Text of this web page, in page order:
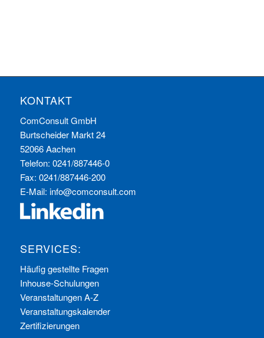
KONTAKT
ComConsult GmbH
Burtscheider Markt 24
52066 Aachen
Telefon: 0241/887446-0
Fax: 0241/887446-200
E-Mail: info@comconsult.com
SERVICES:
Häufig gestellte Fragen
Inhouse-Schulungen
Veranstaltungen A-Z
Veranstaltungskalender
Zertifizierungen